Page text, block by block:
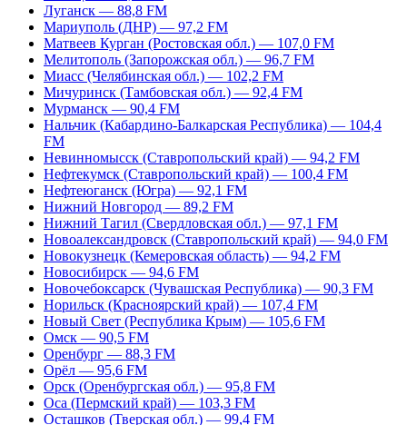
Луганск — 88,8 FM
Мариуполь (ДНР) — 97,2 FM
Матвеев Курган (Ростовская обл.) — 107,0 FM
Мелитополь (Запорожская обл.) — 96,7 FM
Миасс (Челябинская обл.) — 102,2 FM
Мичуринск (Тамбовская обл.) — 92,4 FM
Мурманск — 90,4 FM
Нальчик (Кабардино-Балкарская Республика) — 104,4
FM
Невинномысск (Ставропольский край) — 94,2 FM
Нефтекумск (Ставропольский край) — 100,4 FM
Нефтеюганск (Югра) — 92,1 FM
Нижний Новгород — 89,2 FM
Нижний Тагил (Свердловская обл.) — 97,1 FM
Новоалександровск (Ставропольский край) — 94,0 FM
Новокузнецк (Кемеровская область) — 94,2 FM
Новосибирск — 94,6 FM
Новочебоксарск (Чувашская Республика) — 90,3 FM
Норильск (Красноярский край) — 107,4 FM
Новый Свет (Республика Крым) — 105,6 FM
Омск — 90,5 FM
Оренбург — 88,3 FM
Орёл — 95,6 FM
Орск (Оренбургская обл.) — 95,8 FM
Оса (Пермский край) — 103,3 FM
Осташков (Тверская обл.) — 99,4 FM